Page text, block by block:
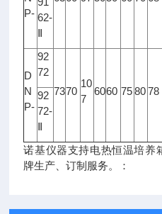
P- 62-
D
N
P-
92
72
7370
10
7
6060 75 80 78
92
72-
诺基仪器支持电热恒温培养
牌生产、订制服务。：